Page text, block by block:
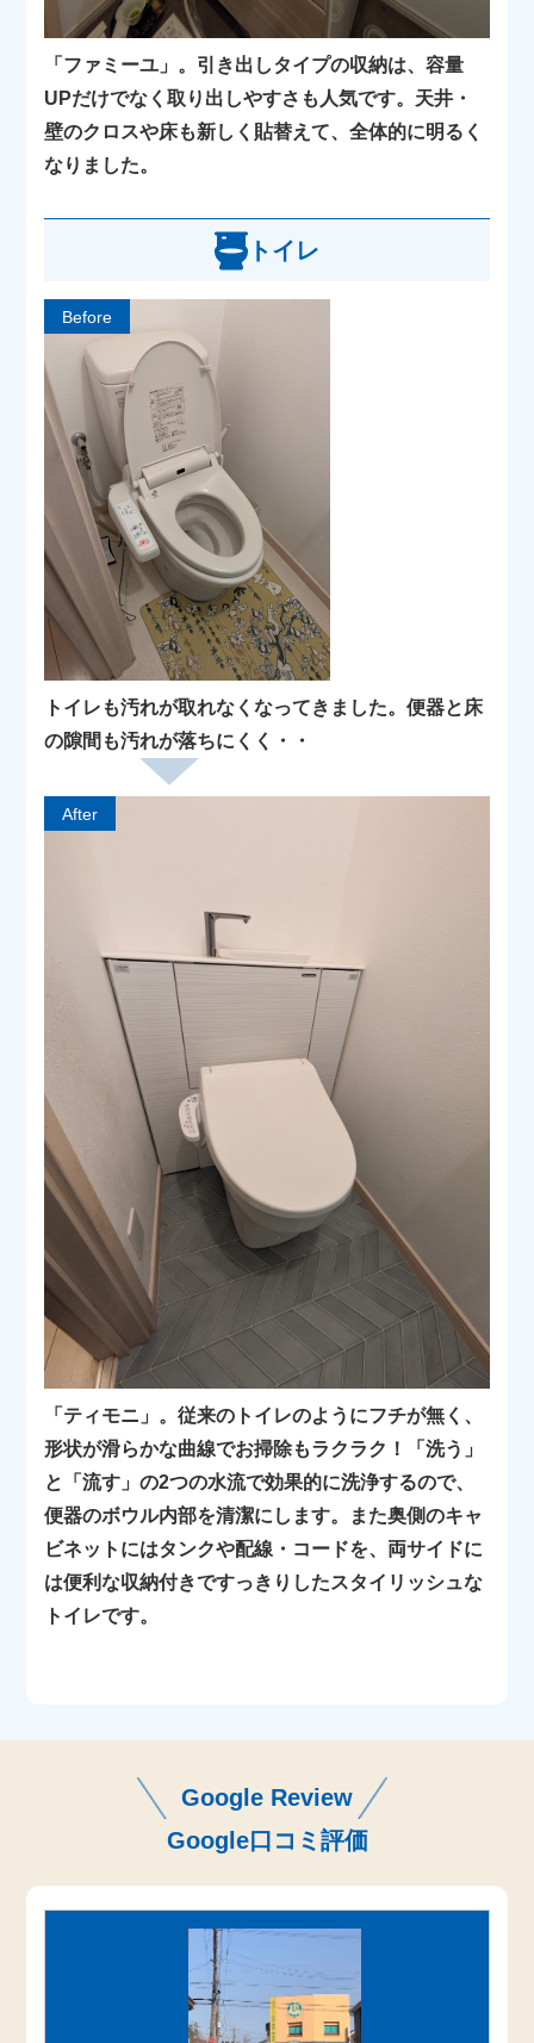
「ファミーユ」。引き出しタイプの収納は、容量
UPだけでなく取り出しやすさも人気です。天井・
壁のクロスや床も新しく貼替えて、全体的に明るく
なりました。
トイレ
トイレも汚れが取れなくなってきました。便器と床
の隙間も汚れが落ちにくく・・
Before
「ティモニ」。従来のトイレのようにフチが無く、
形状が滑らかな曲線でお掃除もラクラク！「洗う」
と「流す」の2つの水流で効果的に洗浄するので、
便器のボウル内部を清潔にします。また奥側のキャ
ビネットにはタンクや配線・コードを、両サイドに
は便利な収納付きですっきりしたスタイリッシュな
トイレです。
After
Google Review
Google口コミ評価